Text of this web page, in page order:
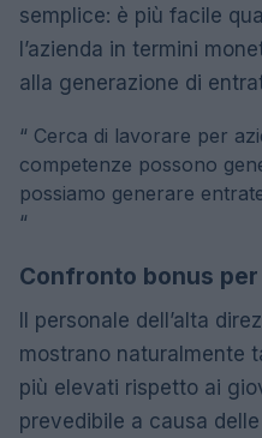
semplice: è più facile
l’azienda in termini
alla generazione di
“ Cerca di lavorare per
competenze possono
possiamo generare
“
Confronto bonus
Il personale dell’alta
mostrano naturalmente
più elevati rispetto ai
prevedibile a causa